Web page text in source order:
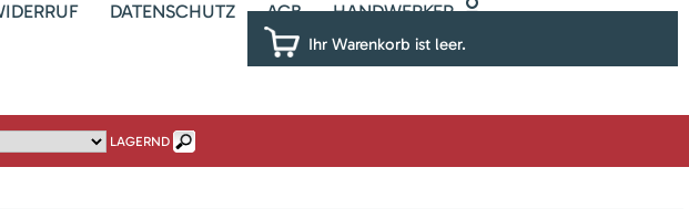
DATENSCHUTZ AGB HANDWERKER
Ihr Warenkorb ist leer.
LAGERND